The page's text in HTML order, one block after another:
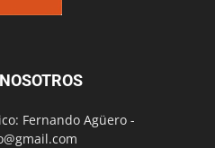
Fernando Agüero -